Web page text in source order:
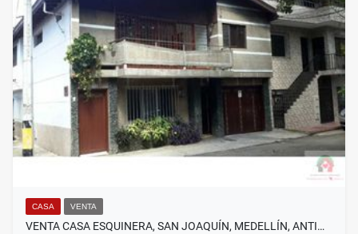
CASA VENTA
VENTA CASA ESQUINERA, SAN JOAQUÍN, MEDELLÍN, ANTI…